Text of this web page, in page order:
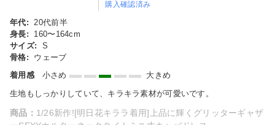
購入確認済み
年代: 20代前半
身長:
160〜164cm
サイズ:
S
骨格:
ウェーブ
着用感
小さめ
大きめ
生地もしっかりしていて、キラキラ素材が可愛いです。
商品： 1/26新作![明日花キララ着用]上品に輝くグリッターギャザ